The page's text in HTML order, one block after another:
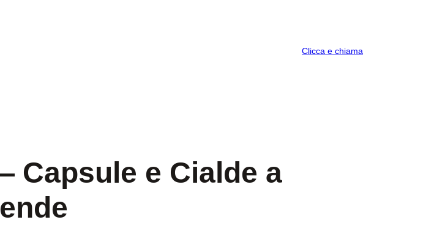
Clicca e chiama
Capsule e Cialde a